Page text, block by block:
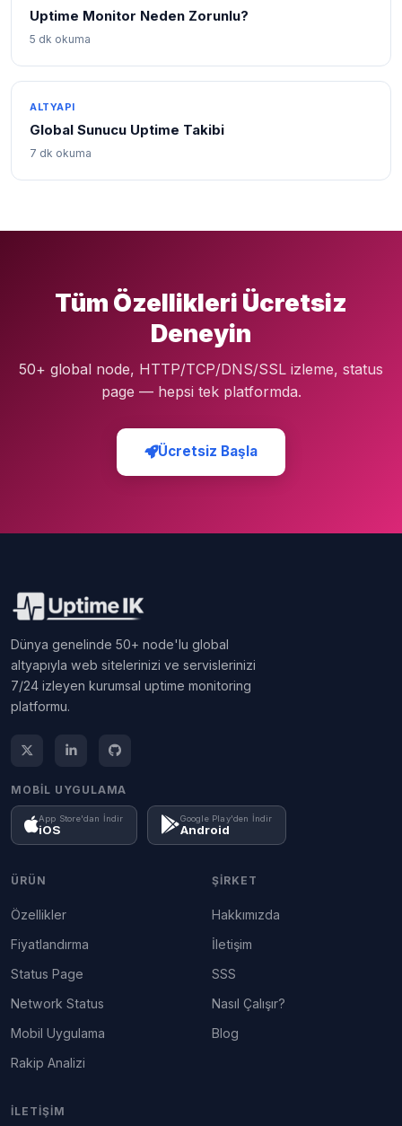
Uptime Monitor Neden Zorunlu?
5 dk okuma
ALTYAPI
Global Sunucu Uptime Takibi
7 dk okuma
Tüm Özellikleri Ücretsiz
Deneyin
50+ global node, HTTP/TCP/DNS/SSL izleme, status
page — hepsi tek platformda.
Ücretsiz Başla
Dünya genelinde 50+ node'lu global
altyapıyla web sitelerinizi ve servislerinizi
7/24 izleyen kurumsal uptime monitoring
platformu.
MOBIL UYGULAMA
App Store'dan İndir
iOS
Google Play'den İndir
Android
ÜRÜN
Özellikler
Fiyatlandırma
Status Page
Network Status
Mobil Uygulama
Rakip Analizi
ŞIRKET
Hakkımızda
İletişim
SSS
Nasıl Çalışır?
Blog
İLETIŞIM